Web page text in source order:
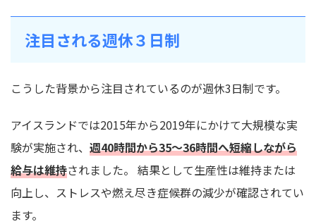
注目される週休３日制
こうした背景から注目されているのが週休3日制です。
アイスランドでは2015年から2019年にかけて大規模な実
験が実施され、 週40時間から35〜36時間へ短縮しながら
給与は維持されました。 結果として生産性は維持または
向上し、ストレスや燃え尽き症候群の減少が確認されてい
ます。